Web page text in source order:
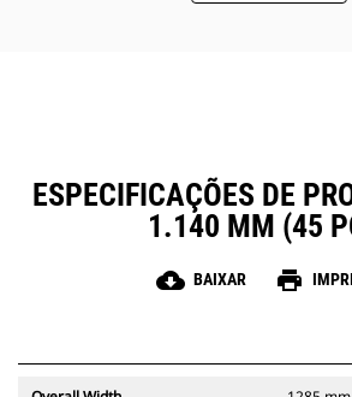
ESPECIFICAÇÕES DE
1.140 MM (45
cloud_download BAIXAR print